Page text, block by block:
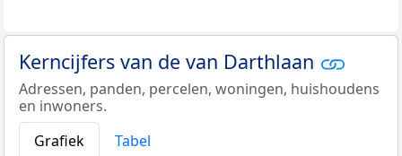
Kerncijfers van de van Darthlaan
Adressen, panden, percelen, woningen, huishoudens
en inwoners.
Grafiek
Tabel